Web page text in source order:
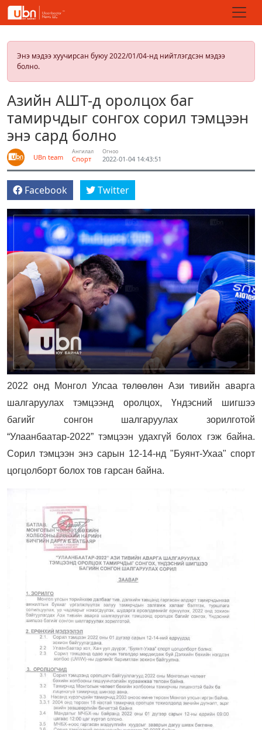
Энэ мэдээ хуучирсан буюу 2022/01/04-нд нийтлэгдсэн мэдээ
болно.
Азийн АШТ-д оролцох баг
тамирчдыг сонгох сорил тэмцээн
энэ сард болно
UBn team
Ангилал
Спорт
Огноо
2022-01-04 14:43:51
Facebook Twitter
2022 онд Монгол Улсаа төлөөлөн Ази тивийн аварга
шалгаруулах тэмцээнд оролцох, Үндэсний шигшээ
багийг сонгон шалгаруулах зорилготой
“Улаанбаатар-2022” тэмцээн удахгүй болох гэж байна.
Cорил тэмцээн энэ сарын 12-14-нд "Буянт-Ухаа" спорт
цогцолборт болох тов гарсан байна.